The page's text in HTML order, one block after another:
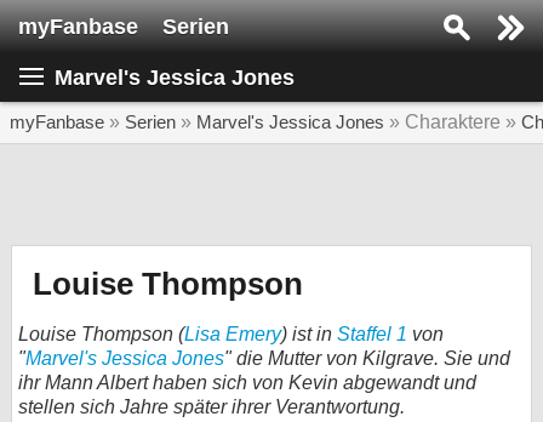
myFanbase Serien
Marvel's Jessica Jones
myFanbase » Serien » Marvel's Jessica Jones » Charaktere »
Louise Thompson
Louise Thompson (Lisa Emery) ist in Staffel 1 von
"Marvel's Jessica Jones" die Mutter von Kilgrave. Sie und
ihr Mann Albert haben sich von Kevin abgewandt und
stellen sich Jahre später ihrer Verantwortung.
Serie suchen...
Home
SERIEN
KULTUR
Specials